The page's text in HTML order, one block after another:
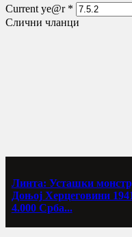
Current ye@r *
Слични чланци
Линта: Усташки
Доњој Херцеговини
4.000 Срба...